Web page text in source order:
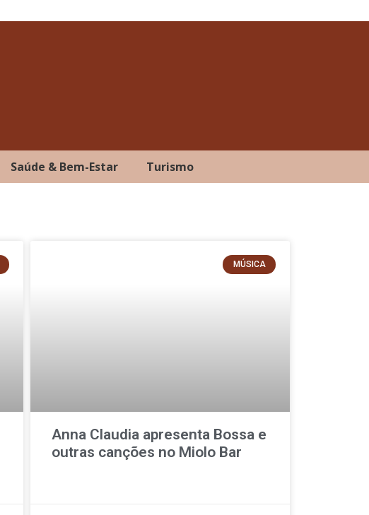
Saúde & Bem-Estar Turismo
MÚSICA
Anna Claudia apresenta Bossa e
outras canções no Miolo Bar